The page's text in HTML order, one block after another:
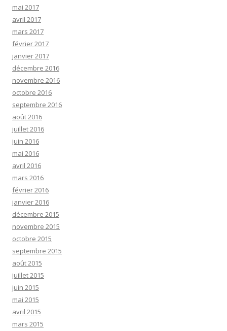
mai 2017
avril 2017
mars 2017
février 2017
janvier 2017
décembre 2016
novembre 2016
octobre 2016
septembre 2016
août 2016
juillet 2016
juin 2016
mai 2016
avril 2016
mars 2016
février 2016
janvier 2016
décembre 2015
novembre 2015
octobre 2015
septembre 2015
août 2015
juillet 2015
juin 2015
mai 2015
avril 2015
mars 2015